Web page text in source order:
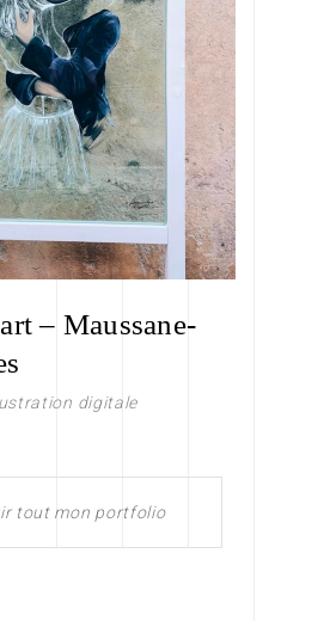
– Maussane-
digitale
tout mon portfolio